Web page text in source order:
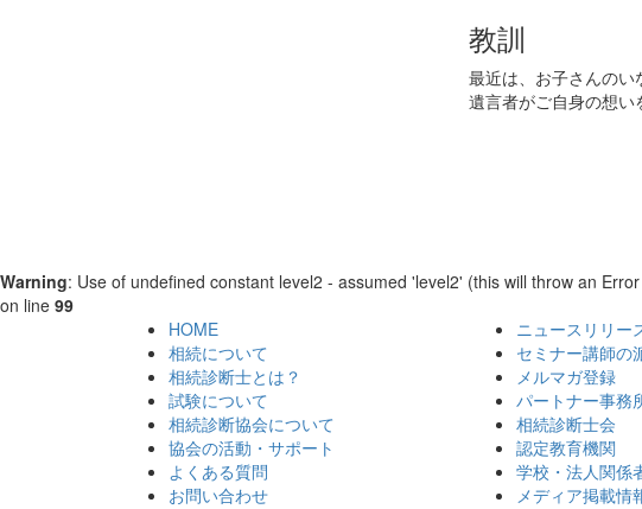
教訓
最近は、お子さんのい
遺言者がご自身の想い
Warning: Use of undefined constant level2 - assumed 'level2' (this will throw an
on line 99
HOME
相続について
相続診断士とは？
試験について
相続診断協会について
協会の活動・サポート
よくある質問
お問い合わせ
ニュースリリー
セミナー講師の
メルマガ登録
パートナー事務
相続診断士会
認定教育機関
学校・法人関係
メディア掲載情